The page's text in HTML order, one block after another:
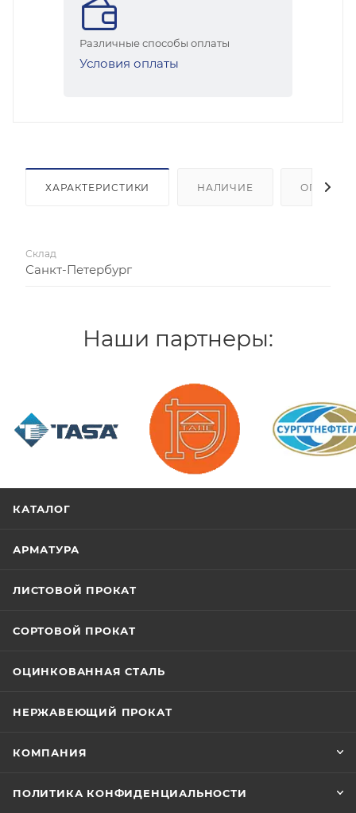
Различные способы оплаты
Условия оплаты
ХАРАКТЕРИСТИКИ НАЛИЧИЕ ОПЛАТА
Склад
Санкт-Петербург
Наши партнеры:
КАТАЛОГ
АРМАТУРА
ЛИСТОВОЙ ПРОКАТ
СОРТОВОЙ ПРОКАТ
ОЦИНКОВАННАЯ СТАЛЬ
НЕРЖАВЕЮЩИЙ ПРОКАТ
КОМПАНИЯ
ПОЛИТИКА КОНФИДЕНЦИАЛЬНОСТИ